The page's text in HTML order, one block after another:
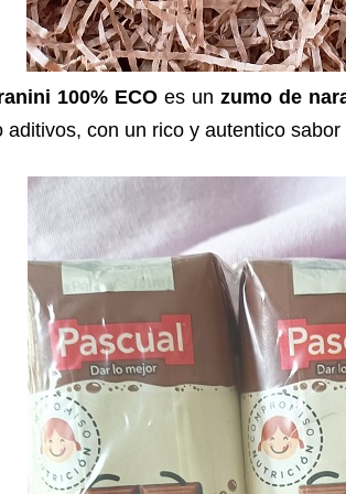
100% ECO es un zumo de
aditivos, con un rico y autentico